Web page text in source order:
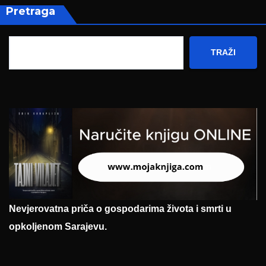
Pretraga
TRAŽI
Nevjerovatna priča o gospodarima života i smrti u
opkoljenom Sarajevu.